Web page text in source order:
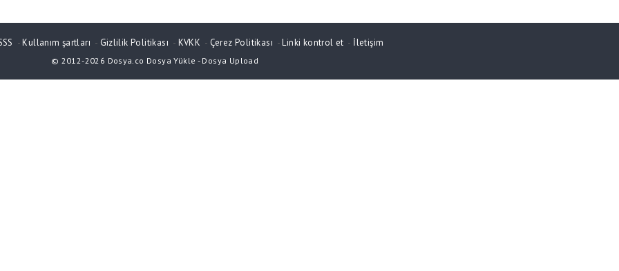
-Kullanım şartları - Gizlilik Politikası - KVKK - Çerez Politikası -Linki kontrol et - İletişim
© 2012-2026 Dosya.co Dosya Yükle - Dosya Upload